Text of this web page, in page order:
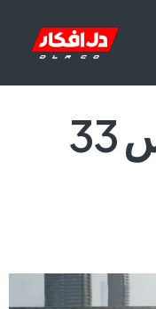
آغاز فروش ایکس 33